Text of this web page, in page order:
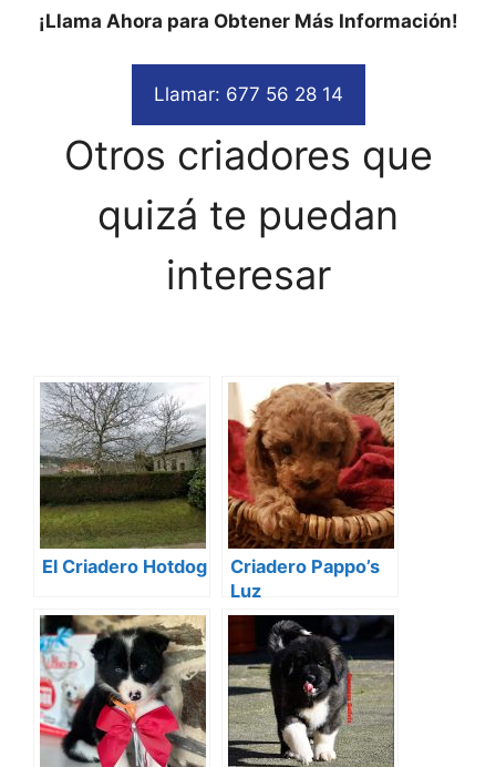
¡Llama Ahora para Obtener Más Información!
Llamar: 677 56 28 14
Otros criadores que
quizá te puedan
interesar
El Criadero Hotdog
Criadero Pappo’s
Luz